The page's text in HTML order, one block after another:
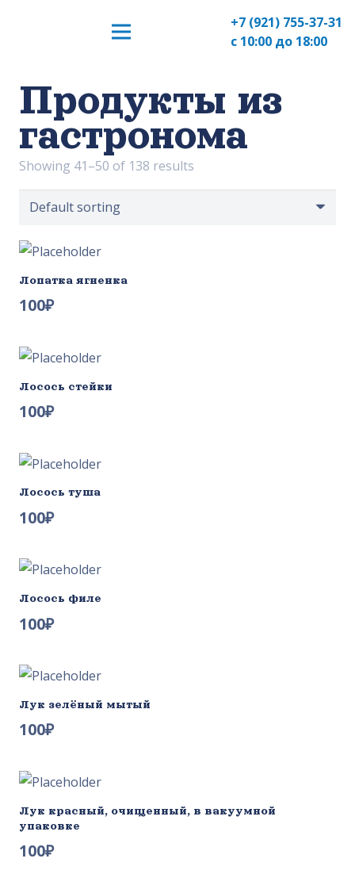
+7 (921) 755-37-31
с 10:00 до 18:00
Продукты из
гастронома
Showing 41–50 of 138 results
Лопатка ягненка
100₽
Лосось стейки
100₽
Лосось туша
100₽
Лосось филе
100₽
Лук зелёный мытый
100₽
Лук красный, очищенный, в вакуумной
упаковке
100₽